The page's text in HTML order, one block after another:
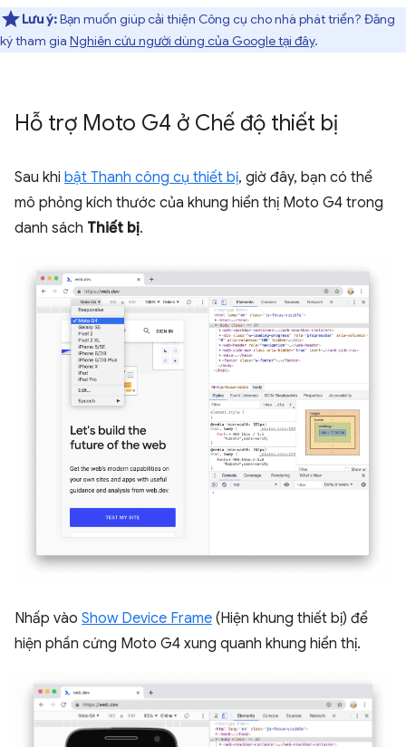
Lưu ý:Bạn muốn giúp cải thiện Công cụ cho nhà phát triển? Đăng
ký tham gia Nghiên cứu người dùng của Google tại đây.
Hỗ trợ Moto G4 ở Chế độ thiết bị
Sau khi bật Thanh công cụ thiết bị, giờ đây, bạn có thể
mô phỏng kích thước của khung hiển thị Moto G4 trong
danh sách Thiết bị.
Nhấp vào Show Device Frame (Hiện khung thiết bị) để
hiện phần cứng Moto G4 xung quanh khung hiển thị.